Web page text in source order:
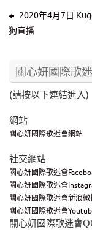
2020年4月7日
狗直播
關心妍國際歌
(請按以下連結進入)
網站
關心妍國際歌迷會網站
社交網站
關心妍國際歌迷會
關心妍國際歌迷會
關心妍國際歌迷會新浪微
關心妍國際歌迷會
關心妍國際歌迷會